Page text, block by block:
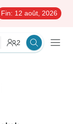
Fin: 12 août, 2026
2